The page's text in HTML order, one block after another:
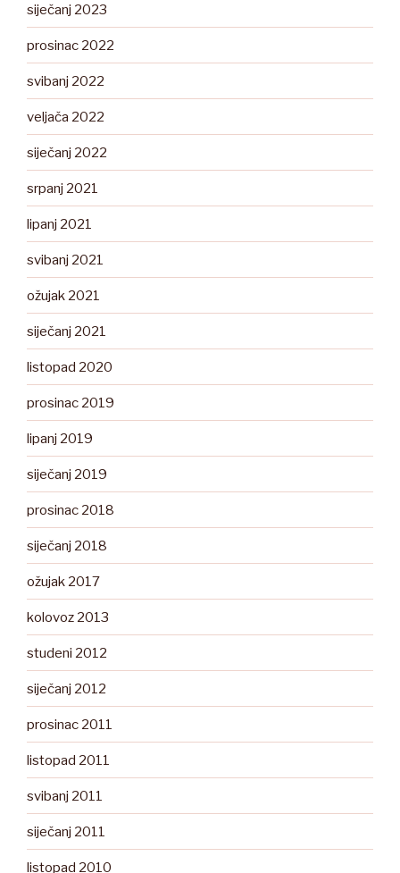
siječanj 2023
prosinac 2022
svibanj 2022
veljača 2022
siječanj 2022
srpanj 2021
lipanj 2021
svibanj 2021
ožujak 2021
siječanj 2021
listopad 2020
prosinac 2019
lipanj 2019
siječanj 2019
prosinac 2018
siječanj 2018
ožujak 2017
kolovoz 2013
studeni 2012
siječanj 2012
prosinac 2011
listopad 2011
svibanj 2011
siječanj 2011
listopad 2010